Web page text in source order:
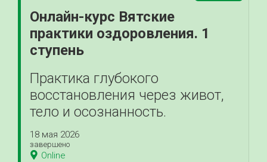
Онлайн-курс Вятские
практики оздоровления. 1
ступень
Практика глубокого
восстановления через живот,
тело и осознанность.
18 мая 2026
завершено
Online